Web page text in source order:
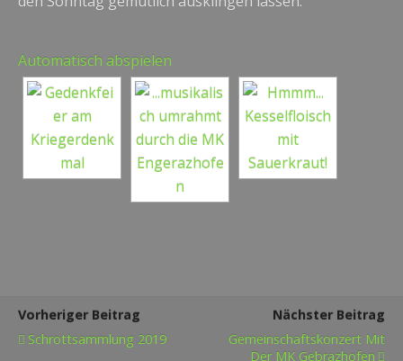
Automatisch abspielen
Vorheriger Beitrag
Schrottsammlung 2019
Nächster Beitrag
Gemeinschaftskonzert Mit
Der MK Gebrazhofen